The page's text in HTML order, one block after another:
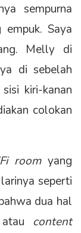
sempurna
Saya
Melly di
di sebelah
kiri-kanan
colokan
roomyang
seperti
dua hal
content